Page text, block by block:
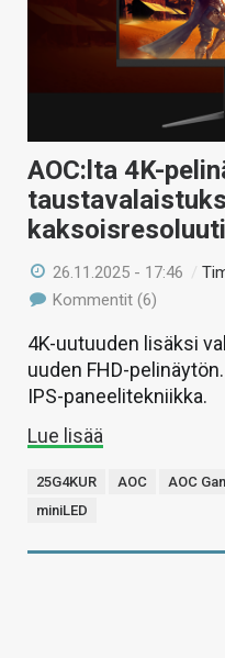
VAIHDA TEEMA
HAKU
AOC:lta 4K-
26.11.2025 - 17:46 /
Kommentit (6)
4K-uutuuden lisäksi
uuden FHD-
IPS-paneelitekniikka.
Lue lisää
25G4KUR AOC AOC
miniLED